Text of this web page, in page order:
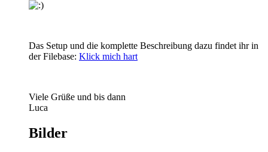
Das Setup und die komplette Beschreibung dazu findet ihr in
der Filebase: Klick mich hart
Viele Grüße und bis dann
Luca
Bilder